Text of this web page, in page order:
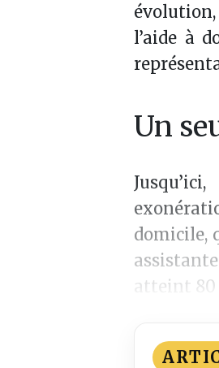
évolution,
l’aide à
Un
domicile,
atteint 80